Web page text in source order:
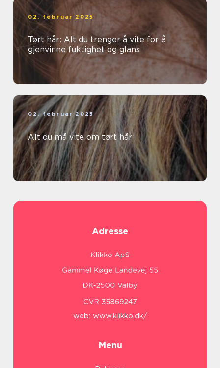
02. februar 2025
Tørt hår: Alt du trenger å vite for å
gjenvinne fuktighet og glans
02. februar 2025
Alt du må vite om tørt hår
Adresse
web: www.klikko.dk/
Menu